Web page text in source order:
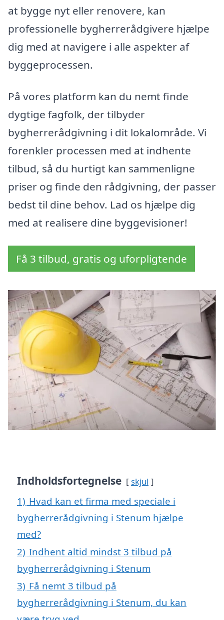
at bygge nyt eller renovere, kan
professionelle bygherrerådgivere hjælpe
dig med at navigere i alle aspekter af
byggeprocessen.
På vores platform kan du nemt finde
dygtige fagfolk, der tilbyder
bygherrerådgivning i dit lokalområde. Vi
forenkler processen med at indhente
tilbud, så du hurtigt kan sammenligne
priser og finde den rådgivning, der passer
bedst til dine behov. Lad os hjælpe dig
med at realisere dine byggevisioner!
Få 3 tilbud, gratis og uforpligtende
Indholdsfortegnelse skjul
1) Hvad kan et firma med speciale i
bygherrerådgivning i Stenum hjælpe
med?
2) Indhent altid mindst 3 tilbud på
bygherrerådgivning i Stenum
3) Få nemt 3 tilbud på
bygherrerådgivning i Stenum, du kan